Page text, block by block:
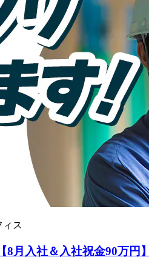
ィス
8月入社＆入社祝金90万